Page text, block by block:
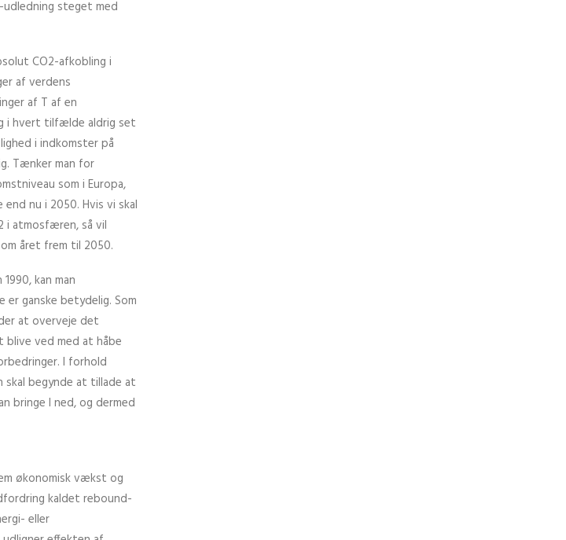
steget med
CO2-afkobling i
af verdens
af T af en
i hvert tilfælde aldrig set
i indkomster på
Tænker man for
som i Europa,
nu i 2050. Hvis vi skal
i atmosfæren, så vil
året frem til 2050.
kan man
ganske betydelig. Som
at overveje det
ved med at håbe
I forhold
skal begynde at tillade at
bringe I ned, og dermed
økonomisk vækst og
kaldet rebound-
eller